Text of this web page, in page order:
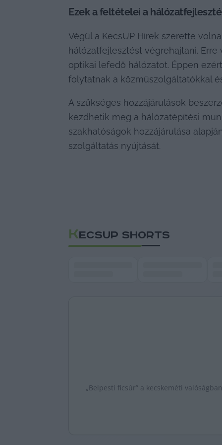
Ezek a feltételei a
Végül a KecsUP Hírek szerette
hálózatfejlesztést végrehajtani.
optikai lefedő hálózatot. Éppen
folytatnak a közműszolgáltatókkal
A szükséges hozzájárulások
kezdhetik meg a hálózatépítési
szakhatóságok hozzájárulása
szolgáltatás nyújtását.
KECSUP SHORTS
„Belpesti ficsúr” a kecskeméti